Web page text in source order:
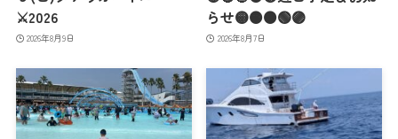
⚔️2026
2026年8月9日
らせ🟡🟠🟤🟢🟣
2026年8月7日